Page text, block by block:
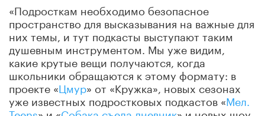
«Подросткам необходимо безопасное
пространство для высказывания на важные для
них темы, и тут подкасты выступают таким
душевным инструментом. Мы уже видим,
какие крутые вещи получаются, когда
школьники обращаются к этому формату: в
проекте «Цмур» от «Кружка», новых сезонах
уже известных подростковых подкастов «Мел.